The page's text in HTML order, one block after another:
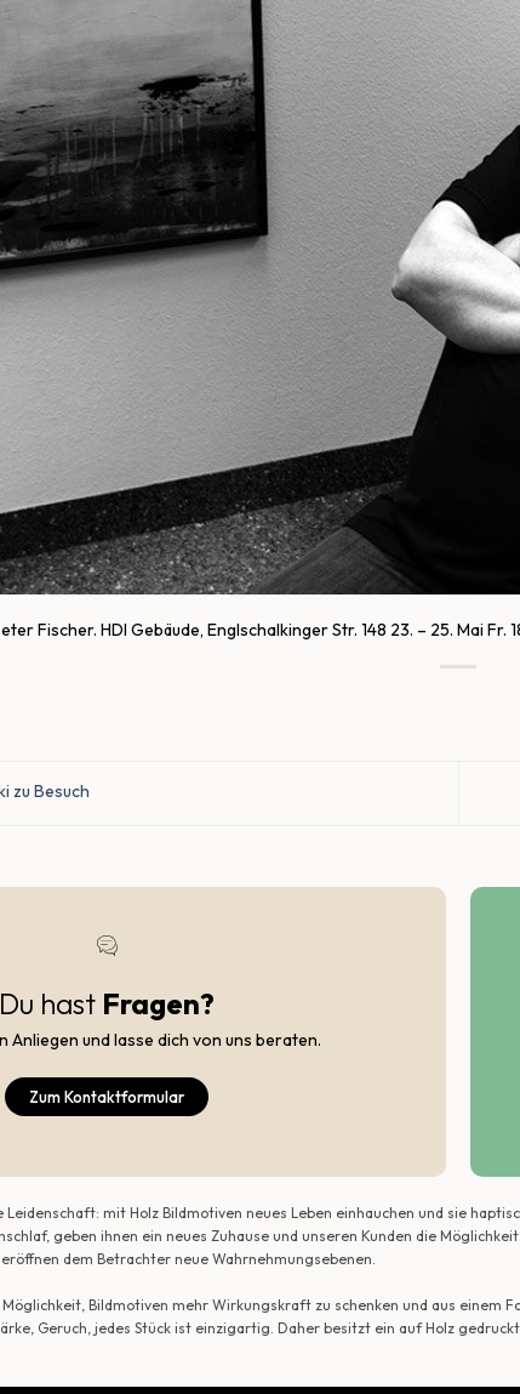
Fischer. HDI Gebäude, Englschalkinger Str. 148 23. – 25. Mai
zu Besuch
Du hast Fragen?
Anliegen und lasse dich von uns beraten.
Zum Kontaktformular
mit Holz Bildmotiven neues Leben einhauchen und sie
geben ihnen ein neues Zuhause und unseren Kunden die
dem Betrachter neue Wahrnehmungsebenen.
Bildmotiven mehr Wirkungskraft zu schenken und aus einem
Geruch, jedes Stück ist einzigartig. Daher besitzt ein auf Holz